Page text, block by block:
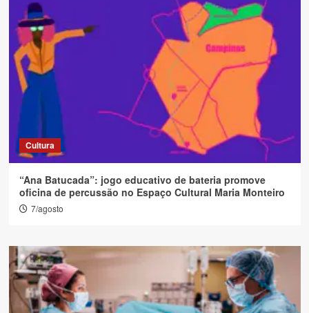
Cultura
“Ana Batucada”: jogo educativo de bateria promove
oficina de percussão no Espaço Cultural Maria Monteiro
7/agosto